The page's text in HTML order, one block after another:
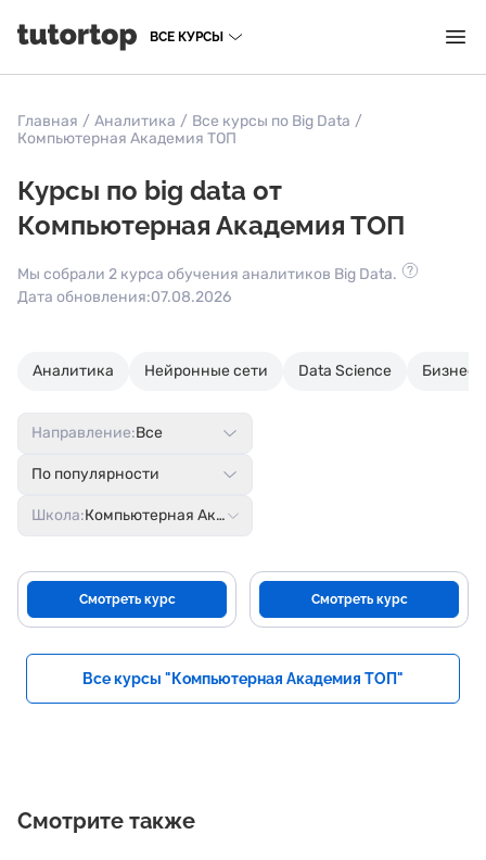
ВСЕ КУРСЫ
Главная / Аналитика / Все курсы по Big Data /
Компьютерная Академия ТОП
Курсы по big data от
Компьютерная Академия ТОП
Мы собрали 2 курса обучения аналитиков Big Data.
Дата обновления:07.08.2026
Аналитика Нейронные сети Data Science
Школа:Компьютерная Академия ТОП
По популярности
Направление:Все
Смотреть курс Смотреть курс
Все курсы "Компьютерная Академия ТОП"
Смотрите также